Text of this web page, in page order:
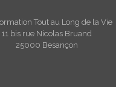
Tout au Long de la Vie
11 bis rue Nicolas Bruand
25000 Besançon